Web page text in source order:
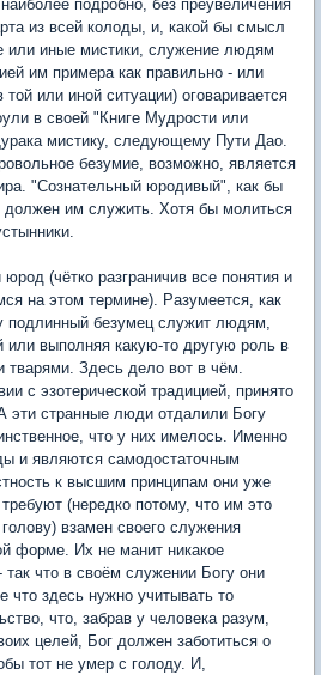
подробно, без преувеличения
из всей колоды, и, какой бы смысл
или иные мистики, служение людям
им примера как правильно - или
той или иной ситуации) оговаривается
в своей "Книге Мудрости или
мистику, следующему Пути Дао.
безумие, возможно, является
"Сознательный юродивый", как бы
им служить. Хотя бы молиться
(чётко разграничив все понятия и
на этом термине). Разумеется, как
подлинный безумец служит людям,
выполняя какую-то другую роль в
тварями. Здесь дело вот в чём.
с эзотерической традицией, принято
эти странные люди отдалили Богу
что у них имелось. Именно
и являются самодостаточным
к высшим принципам они уже
(нередко потому, что им это
взамен своего служения
форме. Их не манит никакое
так что в своём служении Богу они
что здесь нужно учитывать то
что, забрав у человека разум,
целей, Бог должен заботиться о
тот не умер с голоду. И,